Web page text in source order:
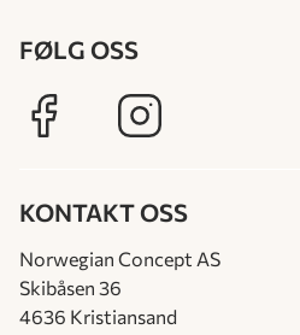
FØLG OSS
KONTAKT OSS
Norwegian Concept AS
Skibåsen 36
4636 Kristiansand